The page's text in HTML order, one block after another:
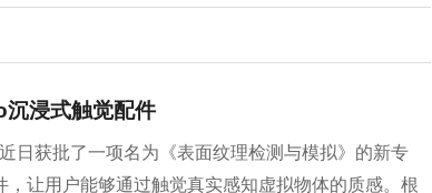
浸式触觉配件
日获批了一项名为《表面纹理检测与模拟》的新专
让用户能够通过触觉真实感知虚拟物体的质感。根